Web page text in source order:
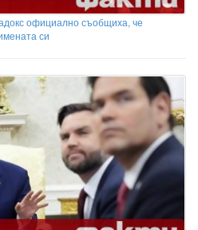
официално съобщиха, че
си